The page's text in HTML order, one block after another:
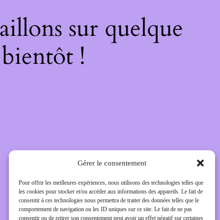
Gérer le consentement
Pour offrir les meilleures expériences, nous utilisons des technologies telles que
les cookies pour stocker et/ou accéder aux informations des appareils. Le fait de
consentir à ces technologies nous permettra de traiter des données telles que le
comportement de navigation ou les ID uniques sur ce site. Le fait de ne pas
consentir ou de retirer son consentement peut avoir un effet négatif sur certaines
sur quelque
!